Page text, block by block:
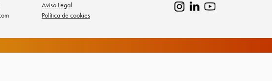
Aviso Legal
Política de cookies